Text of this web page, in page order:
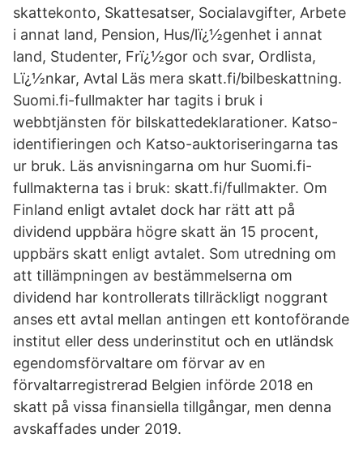
skattekonto, Skattesatser, Socialavgifter, Arbete
i annat land, Pension, Hus/lï¿½genhet i annat
land, Studenter, Frï¿½gor och svar, Ordlista,
Lï¿½nkar, Avtal Läs mera skatt.fi/bilbeskattning.
Suomi.fi-fullmakter har tagits i bruk i
webbtjänsten för bilskattedeklarationer. Katso-
identifieringen och Katso-auktoriseringarna tas
ur bruk. Läs anvisningarna om hur Suomi.fi-
fullmakterna tas i bruk: skatt.fi/fullmakter. Om
Finland enligt avtalet dock har rätt att på
dividend uppbära högre skatt än 15 procent,
uppbärs skatt enligt avtalet. Som utredning om
att tillämpningen av bestämmelserna om
dividend har kontrollerats tillräckligt noggrant
anses ett avtal mellan antingen ett kontoförande
institut eller dess underinstitut och en utländsk
egendomsförvaltare om förvar av en
förvaltarregistrerad Belgien införde 2018 en
skatt på vissa finansiella tillgångar, men denna
avskaffades under 2019.